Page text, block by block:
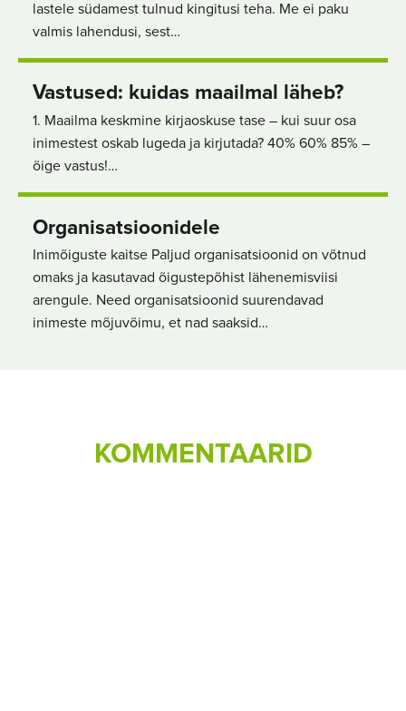
lastele südamest tulnud kingitusi teha. Me ei paku
valmis lahendusi, sest…
Vastused: kuidas maailmal läheb?
1. Maailma keskmine kirjaoskuse tase – kui suur osa
inimestest oskab lugeda ja kirjutada? 40% 60% 85% –
õige vastus!…
Organisatsioonidele
Inimõiguste kaitse Paljud organisatsioonid on võtnud
omaks ja kasutavad õigustepõhist lähenemisviisi
arengule. Need organisatsioonid suurendavad
inimeste mõjuvõimu, et nad saaksid…
KOMMENTAARID